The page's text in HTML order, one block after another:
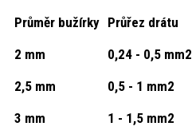
Průměr bužírky Průřez drátu
2 mm
0,24 - 0,5 mm2
2,5 mm
0,5 - 1 mm2
3 mm
1 - 1,5 mm2